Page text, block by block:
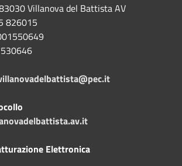
Villanova del Battista AV
826015
Elettronica